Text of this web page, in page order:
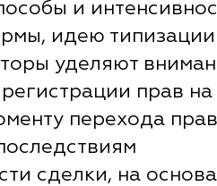
и
идею типизации
уделяют
прав на
перехода
сделки, на